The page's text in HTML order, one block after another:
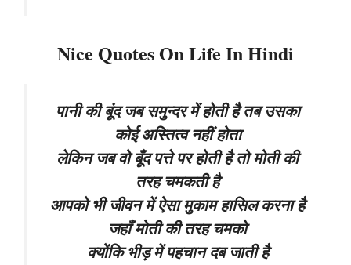
Nice Quotes On Life In Hindi
पानी की बूंद जब समुन्दर में होती है तब उसका
कोई अस्तित्व नहीं होता
लेकिन जब वो बूँद पत्ते पर होती है तो मोती की
तरह चमकती है
आपको भी जीवन में ऐसा मुकाम हासिल करना है
जहाँ मोती की तरह चमको
क्योंकि भीड़ में पहचान दब जाती है